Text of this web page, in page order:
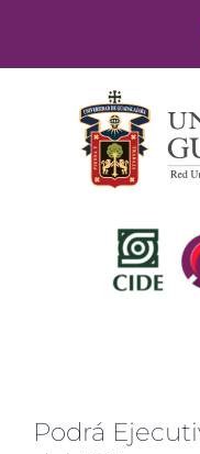
content
Podrá